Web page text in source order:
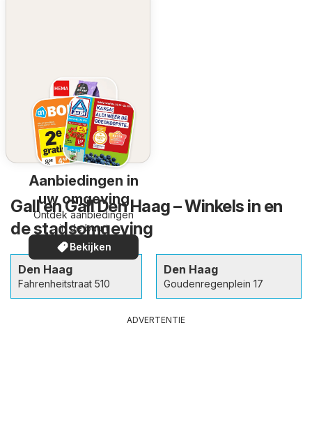
Aanbiedingen in
uw omgeving
Ontdek aanbiedingen
in de buurt
Bekijken
Gall en Gall Den Haag – Winkels in en
de stadsomgeving
Den Haag
Fahrenheitstraat 510
Den Haag
Goudenregenplein 17
ADVERTENTIE